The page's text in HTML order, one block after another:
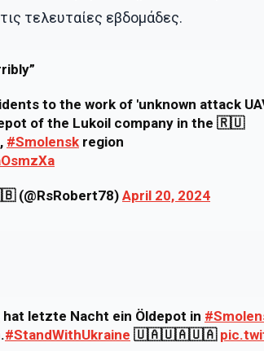
τελευταίες εβδομάδες.
to the work of 'unknown attack
of the Lukoil company in the 🇷🇺
#Smolensk region
(@RsRobert78) April 20, 2024
hat letzte Nacht ein Öldepot in
#StandWithUkraine 🇺🇦🇺🇦🇺🇦